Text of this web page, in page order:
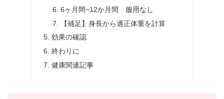
6ヶ月間~12か月間 服用なし
【補足】身長から適正体重を計算
効果の確認
終わりに
健康関連記事